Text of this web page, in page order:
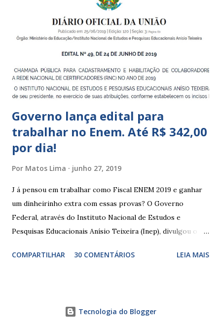
Municipais de Educação Infantil, que atendem crianças de 4
a 5 anos e 11 meses; – CEMEI - Centro Municipal de
Educação Infantil, que recebe crianças de zero a 5 anos e 11
Indígena, e trabalham com cri...
Governo lança edital para
trabalhar no Enem. Até R$ 342,00
por dia!
Por Matos Lima junho 27, 2019
J á pensou em trabalhar como Fiscal ENEM 2019 e ganhar
um dinheirinho extra com essas provas? O Governo
Federal, através do Instituto Nacional de Estudos e
Pesquisas Educacionais Anísio Teixeira (Inep), divulgou o
Enem 2019. O Exame Nacional do Ensino Médio ou ENEM é
essas provas. As funções principais de um fiscal de prova
COMPARTILHAR 30 COMENTÁRIOS LEIA MAIS
Tecnologia do Blogger